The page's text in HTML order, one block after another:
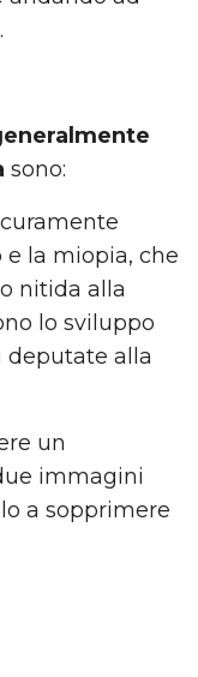
sono:
e la miopia, che
nitida alla
lo sviluppo
deputate alla
un
immagini
a sopprimere